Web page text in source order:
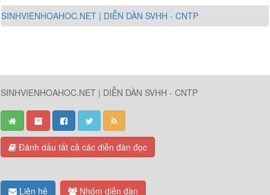
SINHVIENHOAHOC.NET | DIỄN DÀN SVHH - CNTP
SINHVIENHOAHOC.NET | DIỄN DÀN SVHH - CNTP
Đánh dấu tất cả các diễn đàn đọc
Liên hệ Nhóm diễn đàn